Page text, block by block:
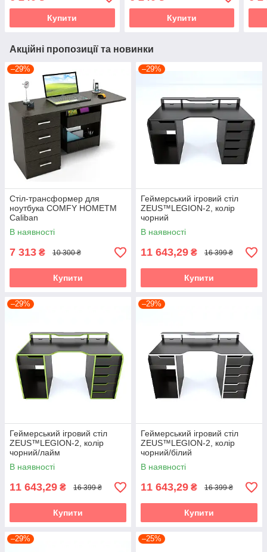
Купити Купити
Акційні пропозиції та новинки
–29%
Стіл-трансформер для
ноутбука COMFY HOMETM
Caliban
В наявності
7 313 ₴ 10 300 ₴
Купити
–29%
Геймерський ігровий стіл
ZEUS™LEGION-2, колір
чорний
В наявності
11 643,29 ₴ 16 399 ₴
Купити
–29%
Геймерський ігровий стіл
ZEUS™LEGION-2, колір
чорний/лайм
В наявності
11 643,29 ₴ 16 399 ₴
Купити
–29%
Геймерський ігровий стіл
ZEUS™LEGION-2, колір
чорний/білий
В наявності
11 643,29 ₴ 16 399 ₴
Купити
–29% –25%